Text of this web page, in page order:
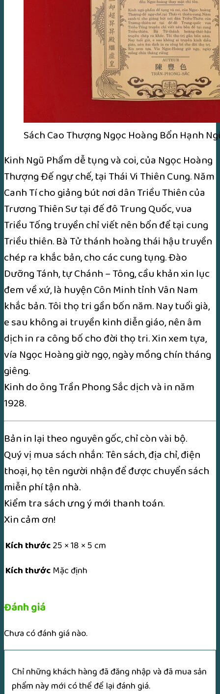
Sách Cao Thượng Ngọc Hoàng Bổn Hạnh
Kinh Ngũ Phẩm dễ tụng và coi, của Ngọc Hoàng
Thượng Đế ngự chế, tại Thái Vi Thiên Cung. Năm
Canh Tí cho giảng bút nơi dân Triều Thiên của
Trương Thiên Sư tại đế đô Trung Quốc, vua
Triều Tống truyền chỉ viết nên bổn để tại cung
Triều thiên. Bà Tử thánh hoàng thái hậu truyền
chép ra khắc bản, cho các cung tụng. Đào
Dưỡng Tánh, tự Chánh – Tông, cầu khản xin lục
đem về xứ, là huyện Côn Minh tỉnh Vân Nam
khắc bản. Tôi thọ tri gần bốn năm. Nay tuổi già,
e sau không ai truyền kinh diễn giáo, nên âm
dịch in ra công bố cho đời thọ tri. Xin xem tựa,
vía Ngọc Hoàng giờ ngọ, ngày mồng chín tháng
giêng.
Kinh do ông Trần Phong Sắc dịch và in năm
1928.
Bản in lại theo nguyên gốc, chỉ còn vài bộ.
Quý vị mua sách nhắn: Tên sách, địa chỉ, điện
thoại, họ tên người nhận để được chuyển sách
miễn phí tận nhà.
Kiểm tra sách ưng ý mới thanh toán.
Xin cảm ơn!
Kích thước25 × 18 × 5 cm
Kích thước Mặc định
Đánh giá
Chưa có đánh giá nào.
Chỉ những khách hàng đã đăng nhập và đã mua sản
phẩm này mới có thể để lại đánh giá.